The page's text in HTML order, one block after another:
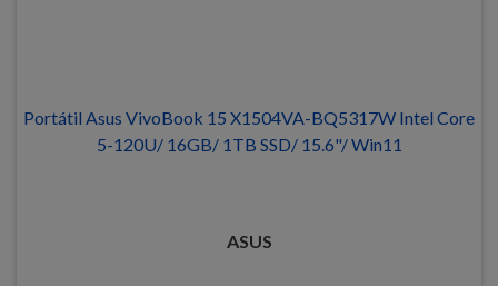
Portátil Asus VivoBook 15 X1504VA-BQ5317W Intel Core
5-120U/ 16GB/ 1TB SSD/ 15.6"/ Win11
ASUS